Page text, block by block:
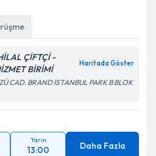
ÇİFTÇİ -
BİRİMİ
Haritada Göster
CAD. BRAND İSTANBUL PARK B BLOK
Yarın
13:00 Daha Fazla